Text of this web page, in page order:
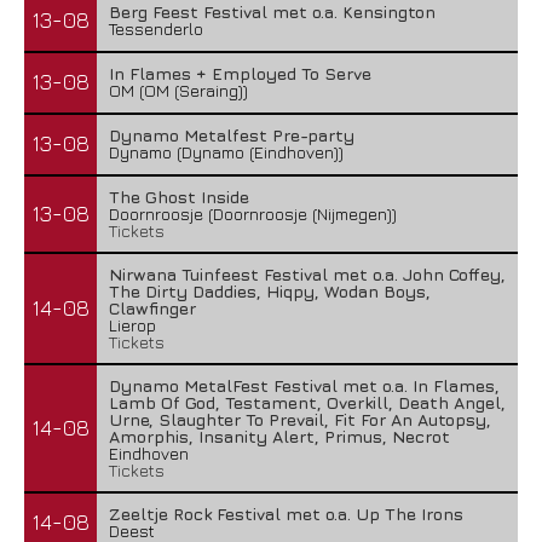
13-08
Berg Feest Festival met o.a. Kensington
Tessenderlo
13-08
In Flames + Employed To Serve
OM (OM (Seraing))
13-08
Dynamo Metalfest Pre-party
Dynamo (Dynamo (Eindhoven))
13-08
The Ghost Inside
Doornroosje (Doornroosje (Nijmegen))
Tickets
14-08
Nirwana Tuinfeest Festival met o.a. John Coffey,
The Dirty Daddies, Hiqpy, Wodan Boys,
Clawfinger
Lierop
Tickets
14-08
Dynamo MetalFest Festival met o.a. In Flames,
Lamb Of God, Testament, Overkill, Death Angel,
Urne, Slaughter To Prevail, Fit For An Autopsy,
Amorphis, Insanity Alert, Primus, Necrot
Eindhoven
Tickets
14-08
Zeeltje Rock Festival met o.a. Up The Irons
Deest